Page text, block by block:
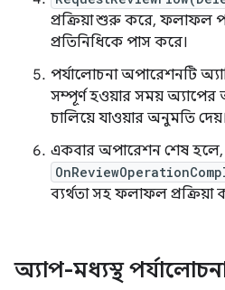
প্রক্রিয়া শুরু করে, ফলাফল
প্রতিনিধিকে পাস করে।
পর্যালোচনা অপারেশনটি
সম্পূর্ণ হওয়ার সময়
চালিয়ে যাওয়ার অনুমতি দেয়।
একবার অপারেশন শেষ হলে,
ব্যর্থতা সহ ফলাফল প্রক্রিয়া
অ্যাপ-মধ্যস্থ